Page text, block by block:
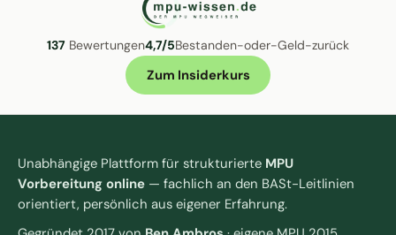
137 Bewertungen4,7/5Bestanden-oder-Geld-zurück
Zum Insiderkurs
Unabhängige Plattform für strukturierte MPU
Vorbereitung online — fachlich an den BASt-Leitlinien
orientiert, persönlich aus eigener Erfahrung.